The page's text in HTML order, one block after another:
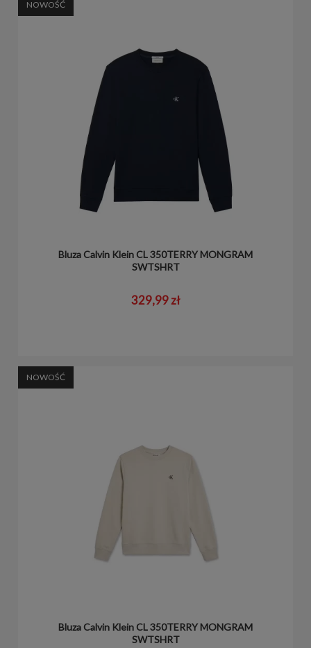
Bluza Calvin Klein CL 350TERRY MONGRAM
SWTSHRT
329,99 zł
NOWOŚĆ
Bluza Calvin Klein CL 350TERRY MONGRAM
SWTSHRT
NOWOŚĆ